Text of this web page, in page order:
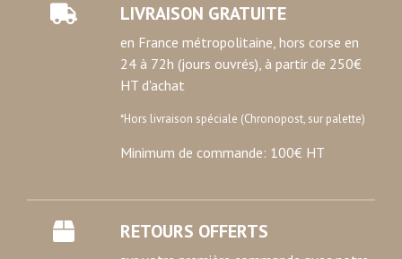
LIVRAISON GRATUITE
en France métropolitaine, hors corse en
24 à 72h (jours ouvrés), à partir de 250€
HT d'achat
*Hors livraison spéciale (Chronopost, sur palette)
Minimum de commande: 100€ HT
RETOURS OFFERTS